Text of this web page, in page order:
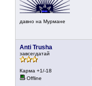
давно на Мурмане
Anti Trusha
завсегдатай
Карма +1/-18
Offline